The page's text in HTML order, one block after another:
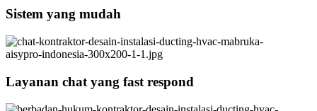
Sistem yang mudah
Layanan chat yang fast respond